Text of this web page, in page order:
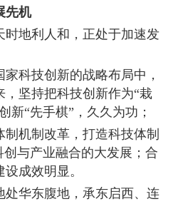
先机
时地利人和，正处于加速发
科技创新的战略布局中，
坚持把科技创新作为“栽
新“先手棋”，久久为功；
机制改革，打造科技体制
与产业融合的大发展；合
成效明显。
处华东腹地，承东启西、连